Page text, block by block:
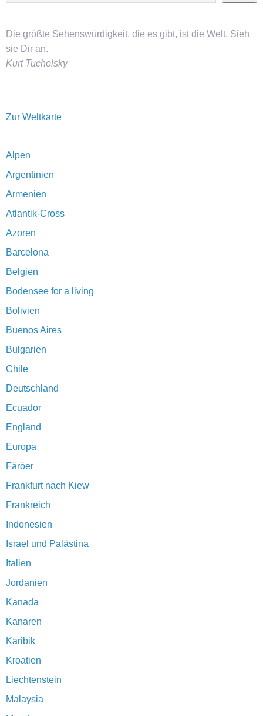
Die größte Sehenswürdigkeit, die es gibt, ist die Welt. Sieh
sie Dir an.
Kurt Tucholsky
Zur Weltkarte
Alpen
Argentinien
Armenien
Atlantik-Cross
Azoren
Barcelona
Belgien
Bodensee for a living
Bolivien
Buenos Aires
Bulgarien
Chile
Deutschland
Ecuador
England
Europa
Färöer
Frankfurt nach Kiew
Frankreich
Indonesien
Israel und Palästina
Italien
Jordanien
Kanada
Kanaren
Karibik
Kroatien
Liechtenstein
Malaysia